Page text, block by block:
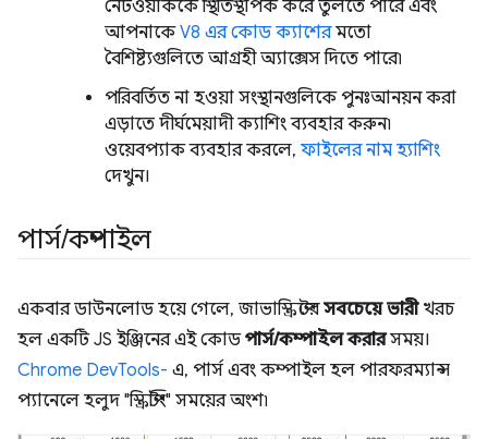
নেটওয়ার্ককে স্থিতিস্থাপক করে তুলতে পারে এবং
আপনাকেV8 এর কোড ক্যাশেরমতো
বৈশিষ্ট্যগুলিতে আগ্রহী অ্যাক্সেস দিতে পারে৷
পরিবর্তিত না হওয়া সংস্থানগুলিকে পুনঃআনয়ন করা
এড়াতে দীর্ঘমেয়াদী ক্যাশিং ব্যবহার করুন৷
ওয়েবপ্যাক ব্যবহার করলে, ফাইলের নাম হ্যাশিং
দেখুন।
পার্স/কম্পাইল
একবার ডাউনলোড হয়ে গেলে, জাভাস্ক্রিপ্টেরসবচেয়ে ভারীখরচ
হল একটি JS ইঞ্জিনের এই কোডপার্স/কম্পাইল করারসময়।
Chrome DevTools- এ, পার্স এবং কম্পাইল হল পারফরম্যান্স
প্যানেলে হলুদ "স্ক্রিপ্টিং" সময়ের অংশ৷